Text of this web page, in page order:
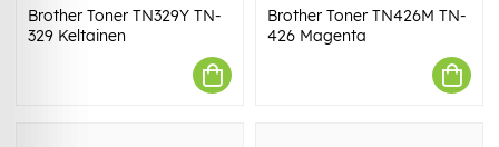
Brother Toner TN329Y TN-
329 Keltainen
Brother Toner TN426M TN-
426 Magenta